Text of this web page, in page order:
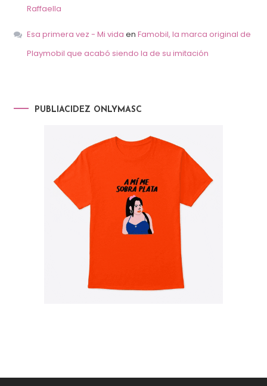
Raffaella
Esa primera vez - Mi vida en Famobil, la marca original de
Playmobil que acabó siendo la de su imitación
PUBLIACIDEZ ONLYMASC